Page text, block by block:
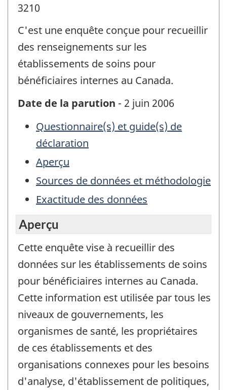
3210
C'est une enquête conçue pour recueillir
des renseignements sur les
établissements de soins pour
bénéficiaires internes au Canada.
Date de la parution - 2 juin 2006
Questionnaire(s) et guide(s) de
déclaration
Aperçu
Sources de données et méthodologie
Exactitude des données
Aperçu
Cette enquête vise à recueillir des
données sur les établissements de soins
pour bénéficiaires internes au Canada.
Cette information est utilisée par tous les
niveaux de gouvernements, les
organismes de santé, les propriétaires
de ces établissements et des
organisations connexes pour les besoins
d'analyse, d'établissement de politiques,